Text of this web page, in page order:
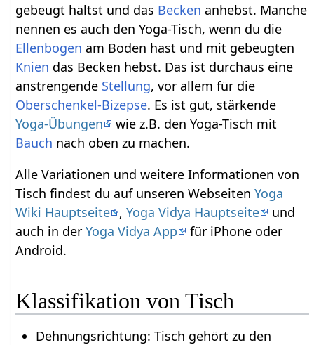
gebeugt hältst und das Becken anhebst. Manche
nennen es auch den Yoga-Tisch, wenn du die
Ellenbogen am Boden hast und mit gebeugten
Knien das Becken hebst. Das ist durchaus eine
anstrengende Stellung, vor allem für die
Oberschenkel-Bizepse. Es ist gut, stärkende
Yoga-Übungen
wie z.B. den Yoga-Tisch mit
Bauch nach oben zu machen.
Alle Variationen und weitere Informationen von
Tisch findest du auf unseren WebseitenYoga
Wiki Hauptseite ,Yoga Vidya Hauptseite
und
auch in derYoga Vidya App
für iPhone oder
Android.
Klassifikation von Tisch
Dehnungsrichtung: Tisch gehört zu den